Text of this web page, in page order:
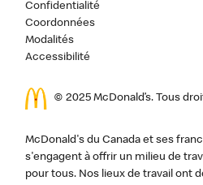
Confidentialité
Coordonnées
Modalités
Accessibilité
© 2025 McDonald’s. Tous
McDonald's du Canada et ses
s'engagent à offrir un milieu de
pour tous. Nos lieux de travail ont